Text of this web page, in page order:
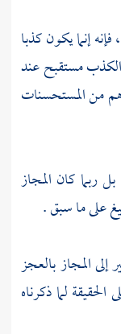
إنما يكون كذبا
مستقبح عند
من المستحسنات
ربما كان المجاز
على ما سبق .
المجاز بالعجز
لما ذكرناه